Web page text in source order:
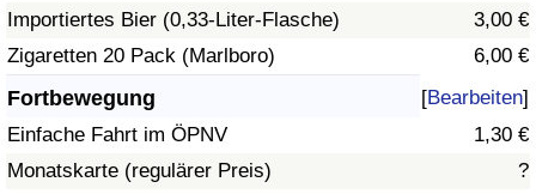
Importiertes Bier (0,33-Liter-Flasche)
3,00 €
Zigaretten 20 Pack (Marlboro)
6,00 €
Fortbewegung [Bearbeiten]
Einfache Fahrt im ÖPNV
1,30 €
Monatskarte (regulärer Preis)
?
Verkehrs-Index nach Land